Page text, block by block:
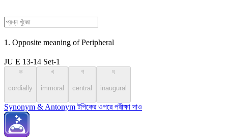
1. Opposite meaning of Peripheral
JU E 13-14 Set-1
ক
cordially
খ
immoral
গ
central
ঘ
inaugural
Synonym & Antonym টপিকের ওপরে পরীক্ষা দাও